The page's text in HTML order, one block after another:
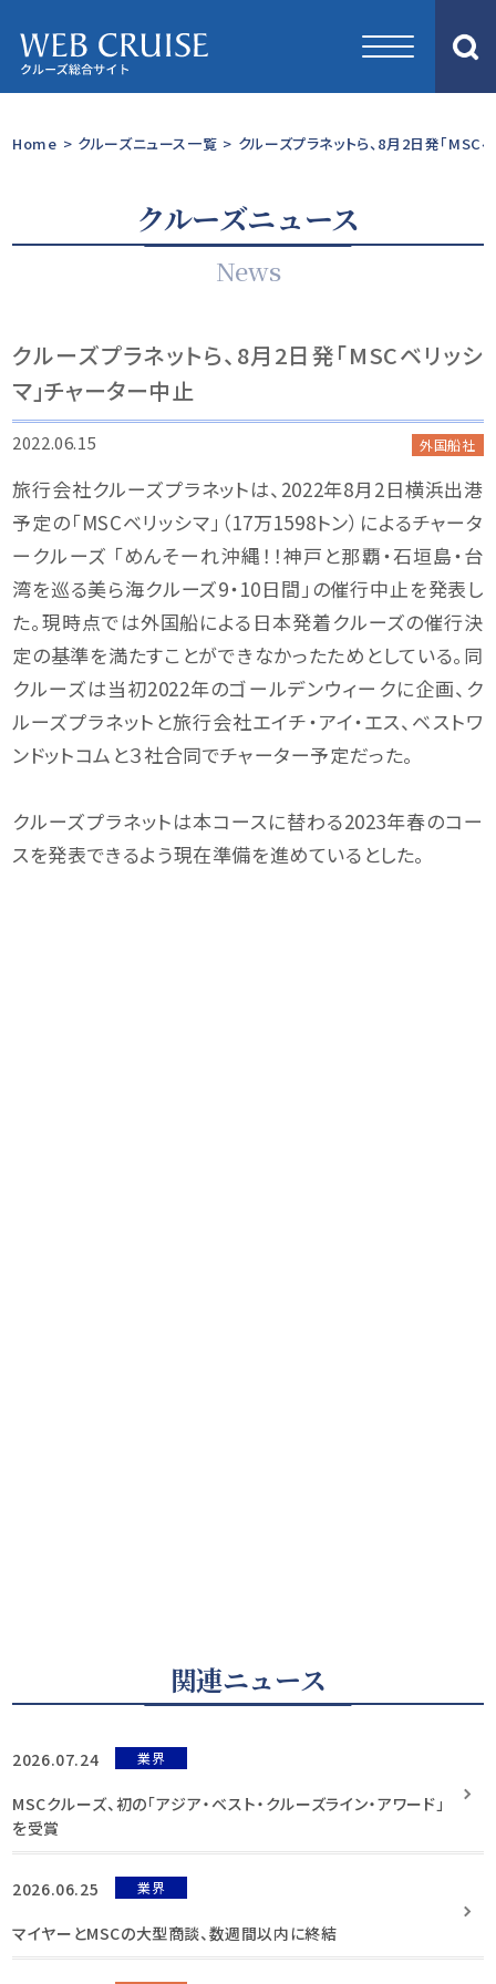
Home > クルーズニュース一覧 > クルーズプラネットら、8月2日発「MSC
クルーズニュース
News
クルーズプラネットら、8月2日発「MSCベリッシ
マ」チャーター中止
2022.06.15 外国船社
旅行会社クルーズプラネットは、2022年8月2日横浜出港
予定の「MSCベリッシマ」（17万1598トン）によるチャータ
ークルーズ 「めんそーれ沖縄！！神戸と那覇・石垣島・台
湾を巡る美ら海クルーズ9・10日間」の催行中止を発表し
た。現時点では外国船による日本発着クルーズの催行決
定の基準を満たすことができなかったためとしている。同
クルーズは当初2022年のゴールデンウィークに企画、ク
ルーズプラネットと旅行会社エイチ・アイ・エス、ベストワ
ンドットコムと３社合同でチャーター予定だった。
クルーズプラネットは本コースに替わる2023年春のコー
スを発表できるよう現在準備を進めているとした。
関連ニュース
2026.07.24 業界
MSCクルーズ、初の「アジア・ベスト・クルーズライン・アワード」
を受賞
2026.06.25 業界
マイヤーとMSCの大型商談、数週間以内に終結